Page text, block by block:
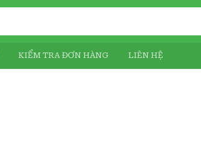
KIỂM TRA ĐƠN HÀNG LIÊN HỆ